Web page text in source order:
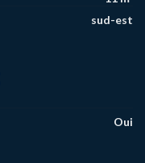
sud-est
Oui